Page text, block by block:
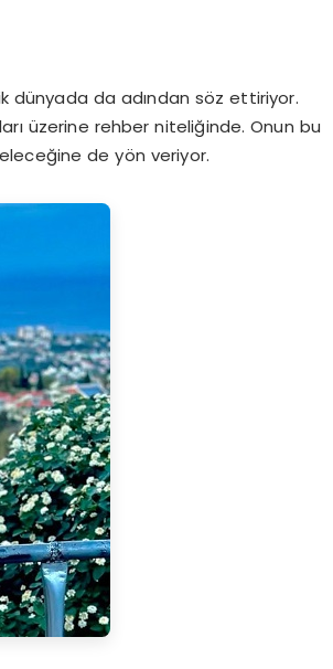
dünyada da adından söz ettiriyor.
üzerine rehber niteliğinde. Onun bu
de yön veriyor.